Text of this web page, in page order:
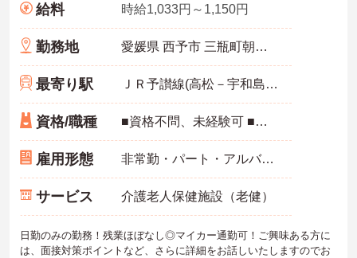
給料 時給1,033円～1,150円
勤務地 愛媛県 西予市 三瓶町朝立1-386-1
最寄り駅 ＪＲ予讃線(高松－宇和島)「双岩駅」バス・車14分
資格/職種 ■資格不問、未経験可 ■介護福祉士資格あれば尚可
雇用形態 非常勤・パート・アルバイト
サービス 介護老人保健施設（老健）
日勤のみの勤務！残業ほぼなし◎マイカー通勤可！ご興味ある方に
は、面接対策ポイントなど、さらに詳細をお話しいたしますのでお